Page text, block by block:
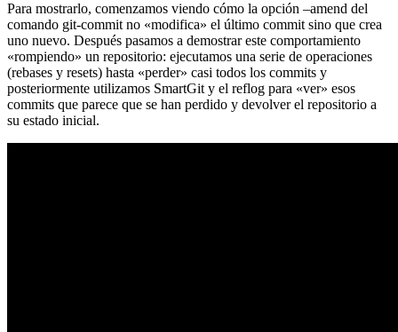
Para mostrarlo, comenzamos viendo cómo la opción –amend del
comando git-commit no «modifica» el último commit sino que crea
uno nuevo. Después pasamos a demostrar este comportamiento
«rompiendo» un repositorio: ejecutamos una serie de operaciones
(rebases y resets) hasta «perder» casi todos los commits y
posteriormente utilizamos SmartGit y el reflog para «ver» esos
commits que parece que se han perdido y devolver el repositorio a
su estado inicial.